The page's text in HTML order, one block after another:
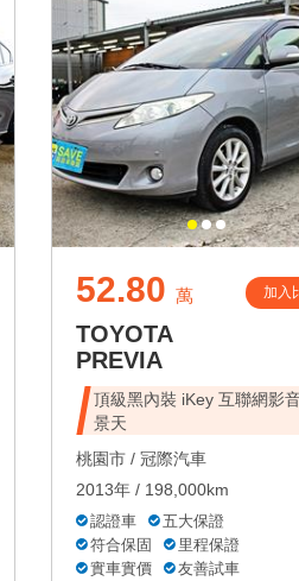
52.80 萬 加入
TOYOTA
PREVIA
頂級黑內裝 iKey 互聯網影
景天
桃園市 / 冠際汽車
2013年 / 198,000km
認證車
五大保證
符合保固
里程保證
實車實價
友善試車